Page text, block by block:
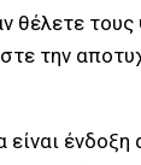
θέλετε
την